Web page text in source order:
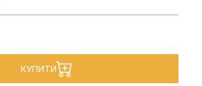
КУПИТИ